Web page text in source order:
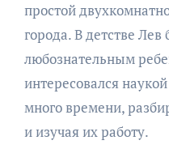
простой
города. В детстве
любознательным
интересовался
много времени,
и изучая их работу.